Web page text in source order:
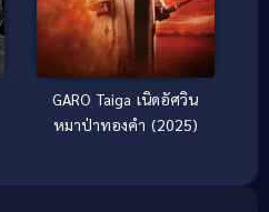
GARO Taiga เนิดอัศวิน
หมาป่าทองคำ (2025)